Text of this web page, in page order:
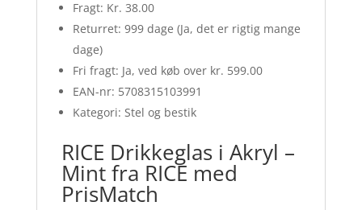
Fragt: Kr. 38.00
Returret: 999 dage (Ja, det er rigtig mange
dage)
Fri fragt: Ja, ved køb over kr. 599.00
EAN-nr: 5708315103991
Kategori: Stel og bestik
RICE Drikkeglas i Akryl –
Mint fra RICE med
PrisMatch